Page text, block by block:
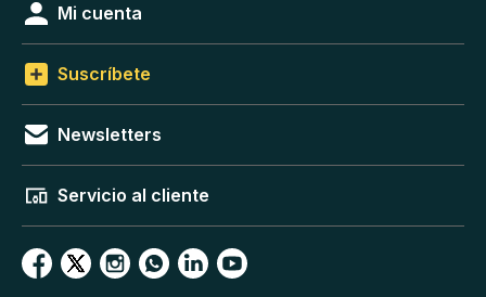
Mi cuenta
Suscríbete
Newsletters
Servicio al cliente